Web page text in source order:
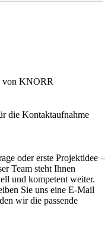
von KNORR
die Kontaktaufnahme
oder erste Projektidee –
Team steht Ihnen
und kompetent weiter.
Sie uns eine E-Mail
wir die passende